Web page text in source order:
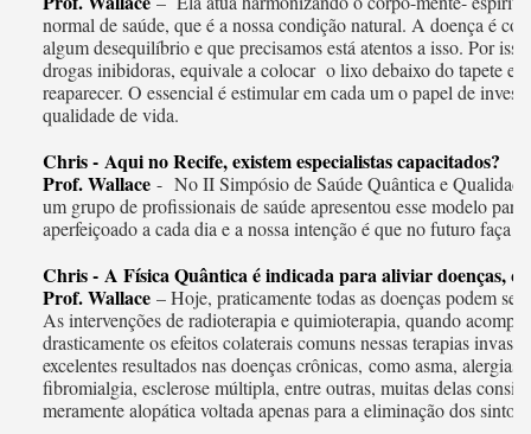
normal de saúde, que é a nossa condição natural. A doença é
algum desequilíbrio e que precisamos está atentos a isso. Por
drogas inibidoras, equivale a colocar o lixo debaixo do tapete e
reaparecer. O essencial é estimular em cada um o papel de
qualidade de vida.
Chris - Aqui no Recife, existem especialistas capacitados?
Prof. Wallace- No II Simpósio de Saúde Quântica e
um grupo de profissionais de saúde apresentou esse modelo
aperfeiçoado a cada dia e a nossa intenção é que no futuro faça
Chris - A Física Quântica é indicada para aliviar doenças,
Prof. Wallace– Hoje, praticamente todas as doenças podem
As intervenções de radioterapia e quimioterapia, quando
drasticamente os efeitos colaterais comuns nessas terapias
excelentes resultados nas doenças crônicas, como asma, alergias,
fibromialgia, esclerose múltipla, entre outras, muitas delas
meramente alopática voltada apenas para a eliminação dos